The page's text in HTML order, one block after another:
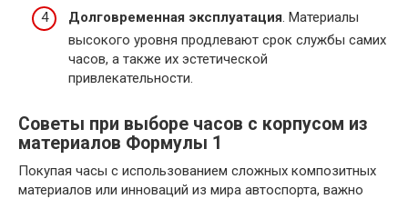
Долговременная эксплуатация . Материалы
высокого уровня продлевают срок службы самих
часов, а также их эстетической
привлекательности.
Советы при выборе часов с корпусом из
материалов Формулы 1
Покупая часы с использованием сложных композитных
материалов или инноваций из мира автоспорта, важно